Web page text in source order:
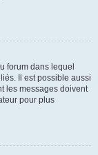
forum dans lequel
Il est possible aussi
les messages doivent
pour plus